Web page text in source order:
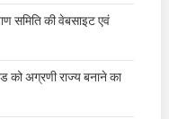
समिति की वेबसाइट एवं
को अग्रणी राज्य बनाने का